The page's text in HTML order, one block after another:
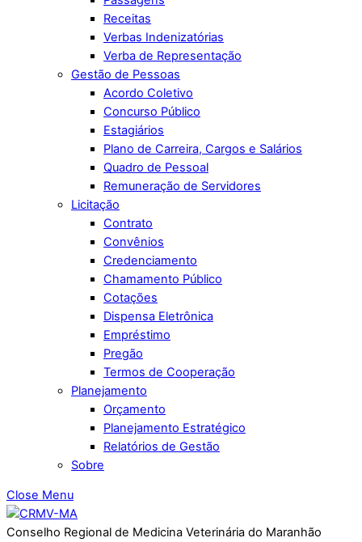
Receitas
Verbas Indenizatórias
Verba de Representação
Gestão de Pessoas
Acordo Coletivo
Concurso Público
Estagiários
Plano de Carreira, Cargos e Salários
Quadro de Pessoal
Remuneração de Servidores
Licitação
Contrato
Convênios
Credenciamento
Chamamento Público
Cotações
Dispensa Eletrônica
Empréstimo
Pregão
Termos de Cooperação
Planejamento
Orçamento
Planejamento Estratégico
Relatórios de Gestão
Sobre
Close Menu
Conselho Regional de Medicina Veterinária do Maranhão